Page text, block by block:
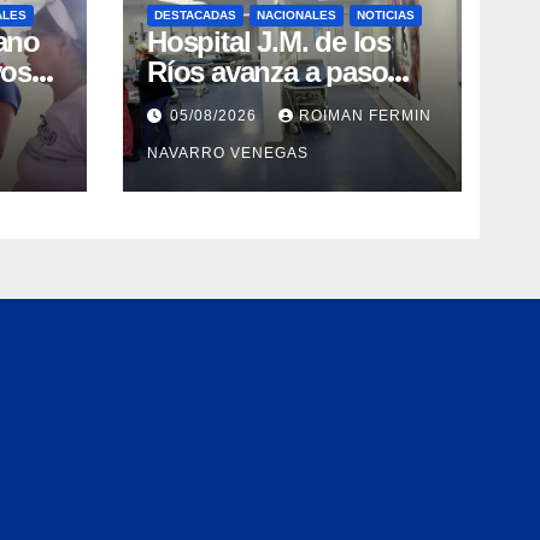
y
DESTACADAS NACIONALES NOTICIAS
Hospital J.M. de los
Ríos avanza a paso
firme en su
recuperación tras los
recientes eventos
sísmicos
05/08/2026 ROIMAN FERMIN
NAVARRO VENEGAS